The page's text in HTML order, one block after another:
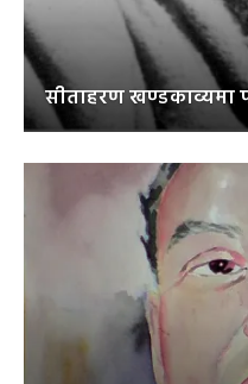
सीताहरण खण्डकाव्यमा